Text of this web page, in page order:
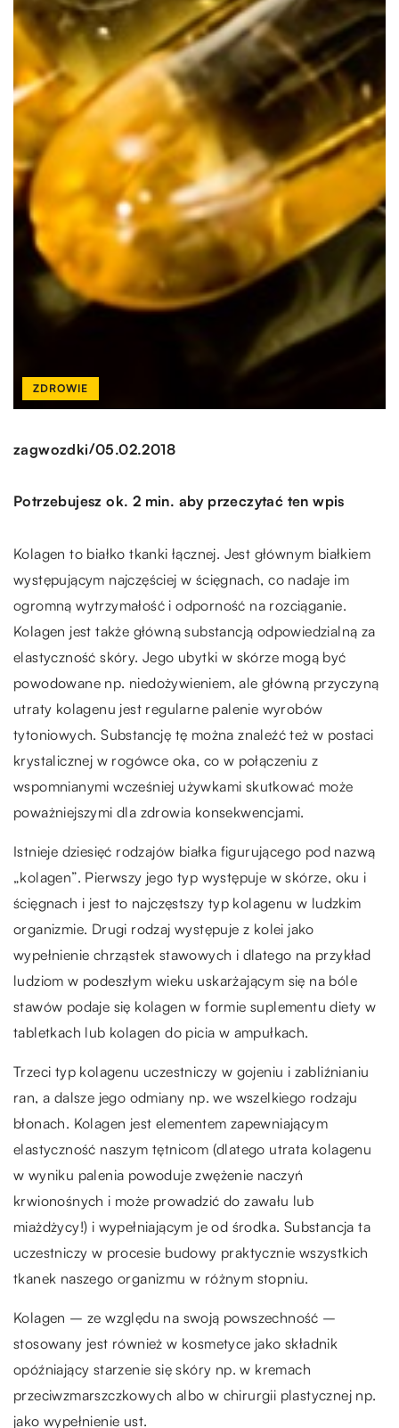
ZDROWIE
zagwozdki/05.02.2018
Potrzebujesz ok. 2 min. aby przeczytać ten wpis
Kolagen to białko tkanki łącznej. Jest głównym białkiem
występującym najczęściej w ścięgnach, co nadaje im
ogromną wytrzymałość i odporność na rozciąganie.
Kolagen jest także główną substancją odpowiedzialną za
elastyczność skóry. Jego ubytki w skórze mogą być
powodowane np. niedożywieniem, ale główną przyczyną
utraty kolagenu jest regularne palenie wyrobów
tytoniowych. Substancję tę można znaleźć też w postaci
krystalicznej w rogówce oka, co w połączeniu z
wspomnianymi wcześniej używkami skutkować może
poważniejszymi dla zdrowia konsekwencjami.
Istnieje dziesięć rodzajów białka figurującego pod nazwą
„kolagen”. Pierwszy jego typ występuje w skórze, oku i
ścięgnach i jest to najczęstszy typ kolagenu w ludzkim
organizmie. Drugi rodzaj występuje z kolei jako
wypełnienie chrząstek stawowych i dlatego na przykład
ludziom w podeszłym wieku uskarżającym się na bóle
stawów podaje się kolagen w formie suplementu diety w
tabletkach lub kolagen do picia w ampułkach.
Trzeci typ kolagenu uczestniczy w gojeniu i zabliźnianiu
ran, a dalsze jego odmiany np. we wszelkiego rodzaju
błonach. Kolagen jest elementem zapewniającym
elastyczność naszym tętnicom (dlatego utrata kolagenu
w wyniku palenia powoduje zwężenie naczyń
krwionośnych i może prowadzić do zawału lub
miażdżycy!) i wypełniającym je od środka. Substancja ta
uczestniczy w procesie budowy praktycznie wszystkich
tkanek naszego organizmu w różnym stopniu.
Kolagen – ze względu na swoją powszechność –
stosowany jest również w kosmetyce jako składnik
opóźniający starzenie się skóry np. w kremach
przeciwzmarszczkowych albo w chirurgii plastycznej np.
jako wypełnienie ust.